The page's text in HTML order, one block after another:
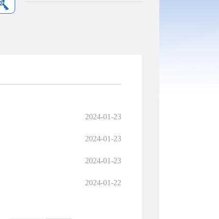
2024-01-23
2024-01-23
2024-01-23
2024-01-22